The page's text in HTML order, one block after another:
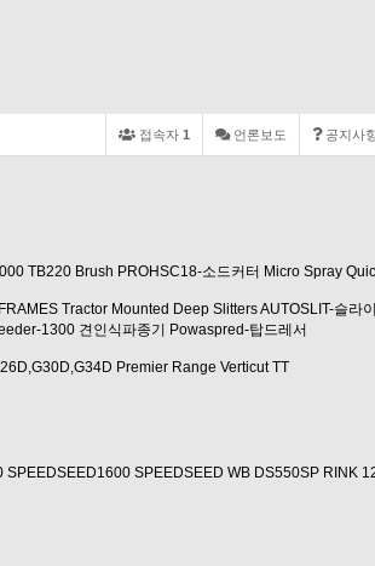
공지사
언론보도
접속자 1
TB220 Brush PROHSC18-소드커터 Micro Spray
Tractor Mounted Deep SlittersAUTOSLIT-슬라
1300 견인식파종기
Powaspred-탑드레서
Premier Range Verticut TT
SPEEDSEED1600 SPEEDSEED WB DS550SP RINK